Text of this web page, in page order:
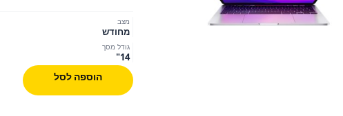
מצב
מחודש
גודל מסך
14"
הוספה לסל